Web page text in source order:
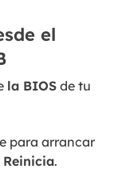
el
la BIOSde tu
para arrancar
Reinicia.